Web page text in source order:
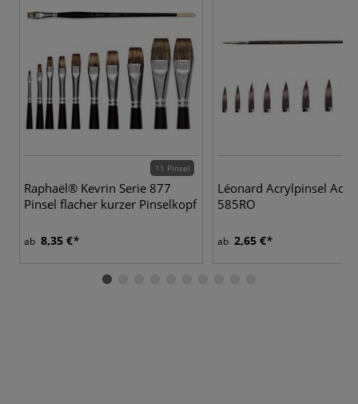
11 Pinsel
Raphaël® Kevrin Serie 877
Pinsel flacher kurzer Pinselkopf
ab 8,35 €
Léonard Acrylpinsel
585RO
ab 2,65 €